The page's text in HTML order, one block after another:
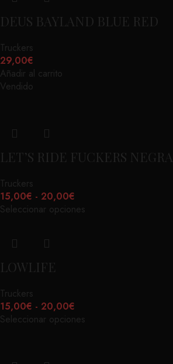
DEUS BAYLAND BLUE RED
Truckers
29,00€
Añadir al carrito
Vendido
LET’S RIDE FUCKERS NEGRA
Truckers
15,00€ - 20,00€
Seleccionar opciones
LOWLIFE
Truckers
15,00€ - 20,00€
Seleccionar opciones